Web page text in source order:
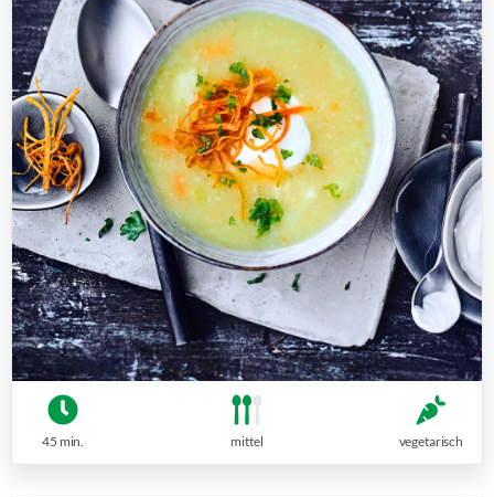
45 min. mittel vegetarisch